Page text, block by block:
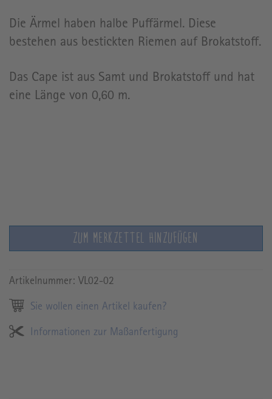
Die Ärmel haben halbe Puffärmel. Diese
bestehen aus bestickten Riemen auf Brokatstoff.
Das Cape ist aus Samt und Brokatstoff und hat
eine Länge von 0,60 m.
ZUM MERKZETTEL HINZUFÜGEN
Artikelnummer: VL02-02
Sie wollen einen Artikel kaufen?
Informationen zur Maßanfertigung